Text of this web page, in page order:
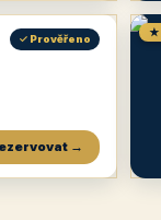
✓ Prověřeno
→
★